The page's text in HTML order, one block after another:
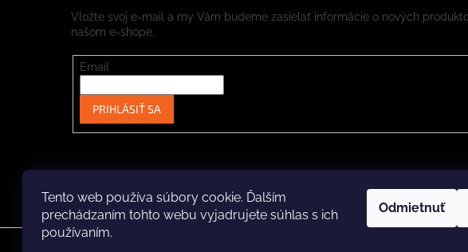
Tento web používa súbory cookie. Ďalším
prechádzaním tohto webu vyjadrujete súhlas s ich
používaním.
Odmietnuť
Vložte svoj e-mail a my Vám budeme zasielať informácie o nových
našom e-shope.
Email
PRIHLÁSIŤ SA
Instagram